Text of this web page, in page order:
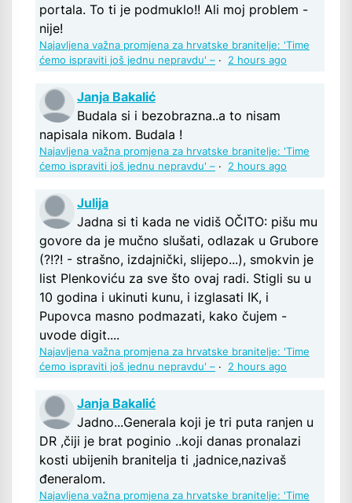
portala. To ti je podmuklo!! Ali moj problem -
nije!
Najavljena važna promjena za hrvatske branitelje: 'Time
ćemo ispraviti još jednu nepravdu' – · 2 hours ago
Janja Bakalić
Budala si i bezobrazna..a to nisam
napisala nikom. Budala !
Najavljena važna promjena za hrvatske branitelje: 'Time
ćemo ispraviti još jednu nepravdu' – · 2 hours ago
Julija
Jadna si ti kada ne vidiš OČITO: pišu mu
govore da je mučno slušati, odlazak u Grubore
(?!?! - strašno, izdajnički, slijepo...), smokvin je
list Plenkoviću za sve što ovaj radi. Stigli su u
10 godina i ukinuti kunu, i izglasati IK, i
Pupovca masno podmazati, kako čujem -
uvode digit....
Najavljena važna promjena za hrvatske branitelje: 'Time
ćemo ispraviti još jednu nepravdu' – · 2 hours ago
Janja Bakalić
Jadno...Generala koji je tri puta ranjen u
DR ,čiji je brat poginio ..koji danas pronalazi
kosti ubijenih branitelja ti ,jadnice,nazivaš
đeneralom.
Najavljena važna promjena za hrvatske branitelje: 'Time